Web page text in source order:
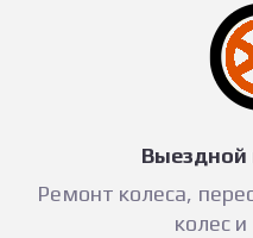
Ремонт колеса,
колес